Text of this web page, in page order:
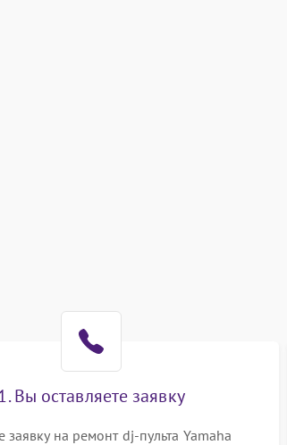
Вы оставляете заявку
заявку на ремонт dj-пульта Yamaha